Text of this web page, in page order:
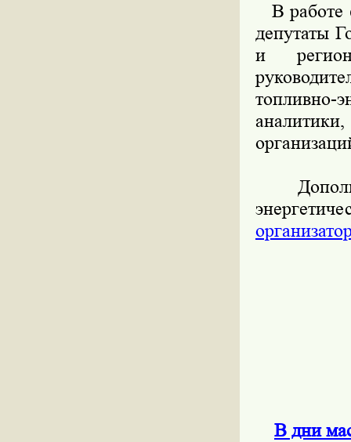
В работе
депутаты
и
топливно-
В дни